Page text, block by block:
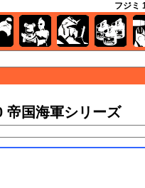
フジミ
帝国海軍シリーズ
バイク キャラクターガンダム 塗料